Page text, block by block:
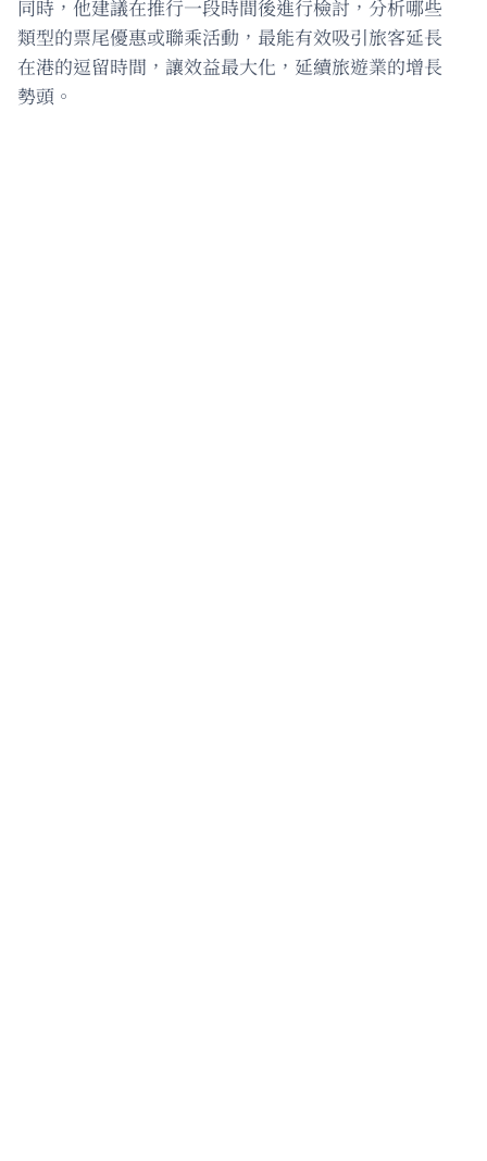
同時，他建議在推行一段時間後進行檢討，分析哪些
類型的票尾優惠或聯乘活動，最能有效吸引旅客延長
在港的逗留時間，讓效益最大化，延續旅遊業的增長
勢頭。